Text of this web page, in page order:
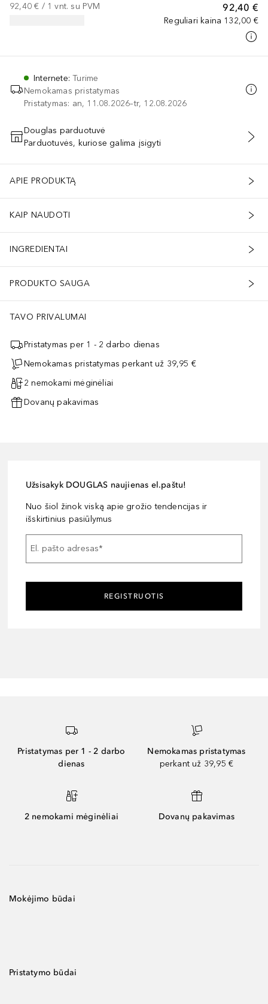
92,40 €
Reguliari kaina 132,00 €
92,40 € / 1 vnt. su PVM
Internete:Turime
Nemokamas pristatymas
Pristatymas: an, 11.08.2026–tr, 12.08.2026
PRIDĖTI Į KREPŠELĮ
Douglas parduotuvė
Parduotuvės, kuriose galima įsigyti
APIE PRODUKTĄ
KAIP NAUDOTI
INGREDIENTAI
PRODUKTO SAUGA
TAVO PRIVALUMAI
Pristatymas per 1 - 2 darbo dienas
Nemokamas pristatymas perkant už 39,95 €
2 nemokami mėginėliai
Dovanų pakavimas
Užsisakyk DOUGLAS naujienas el.paštu!
Nuo šiol žinok viską apie grožio tendencijas ir
išskirtinius pasiūlymus
El. pašto adresas*
REGISTRUOTIS
Pristatymas per 1 - 2 darbo
dienas
Nemokamas pristatymas
perkant už 39,95 €
2 nemokami mėginėliai Dovanų pakavimas
Mokėjimo būdai
Pristatymo būdai